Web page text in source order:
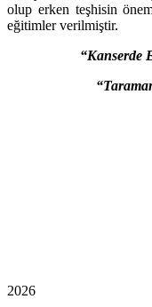
olup erken teşhisin
eğitimler verilmiştir.
“Kanserde
2026